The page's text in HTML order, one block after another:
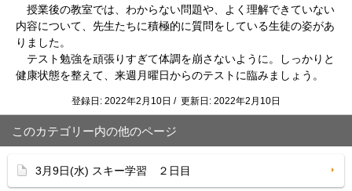
授業後の教室では、わからない問題や、よく理解できていない
内容について、先生たちに積極的に質問をしている生徒の姿があ
りました。
テスト勉強を頑張りすぎて体調を崩さないように。しっかりと
健康状態を整えて、来週月曜日からのテストに臨みましょう。
登録日: 2022年2月10日 / 更新日: 2022年2月10日
このカテゴリー内の他のページ
3月9日(水) スキー学習 ２日目